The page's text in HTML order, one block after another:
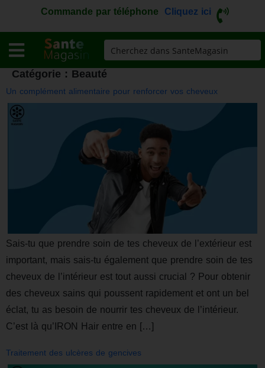
Commande par téléphone Cliquez ici
Catégorie :Beauté
Un complément alimentaire pour renforcer vos cheveux
Sais-tu que prendre soin de tes cheveux de l’extérieur est
important, mais sais-tu également que prendre soin de tes
cheveux de l’intérieur est tout aussi crucial ? Pour obtenir
des cheveux sains qui poussent rapidement et ont un bel
éclat, tu as besoin de nourrir tes cheveux de l’intérieur.
C’est là qu’IRON Hair entre en […]
Traitement des ulcères de gencives